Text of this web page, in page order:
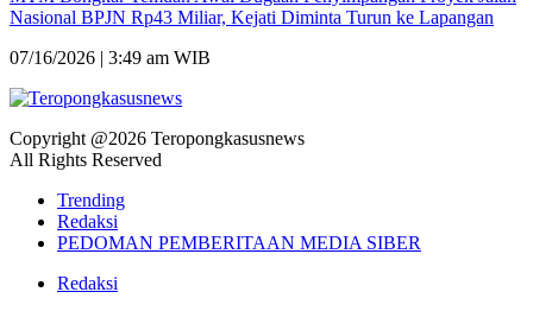
Nasional BPJN Rp43 Miliar, Kejati Diminta Turun ke Lapangan
07/16/2026 | 3:49 am WIB
Copyright @2026 Teropongkasusnews
All Rights Reserved
Trending
Redaksi
PEDOMAN PEMBERITAAN MEDIA SIBER
Redaksi